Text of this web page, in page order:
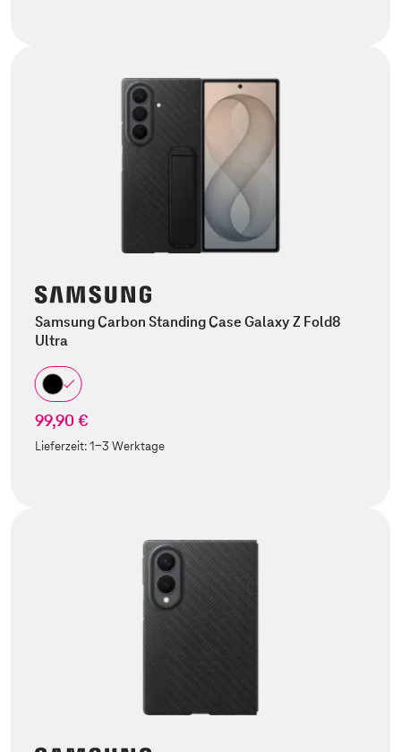
Samsung Carbon Standing Case Galaxy Z Fold8
Ultra
99,90 €
Lieferzeit:1-3 Werktage